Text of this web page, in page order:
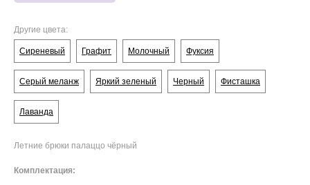
Другие цвета:
Сиреневый Графит Молочный Фуксия
Серый меланж Яркий зеленый Черный Фисташка
Лаванда
Летние брюки палаццо чёрный
Комплектация: